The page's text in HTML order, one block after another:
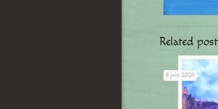
Related
8 juin 2026